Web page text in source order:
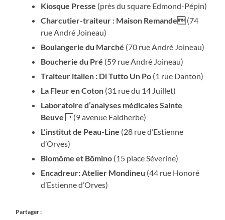
Kiosque Presse (près du square Edmond-Pépin)
Charcutier-traiteur : Maison Remande(74
rue André Joineau)
Boulangerie du Marché (70 rue André Joineau)
Boucherie du Pré (59 rue André Joineau)
Traiteur italien : Di Tutto Un Po (1 rue Danton)
La Fleur en Coton (31 rue du 14 Juillet)
Laboratoire d’analyses médicales Sainte
Beuve(9 avenue Faidherbe)
L’institut de Peau-Line (28 rue d’Estienne
d’Orves)
Biomôme et Bômino (15 place Séverine)
Encadreur: Atelier Mondineu (44 rue Honoré
d’Estienne d’Orves)
Partager :